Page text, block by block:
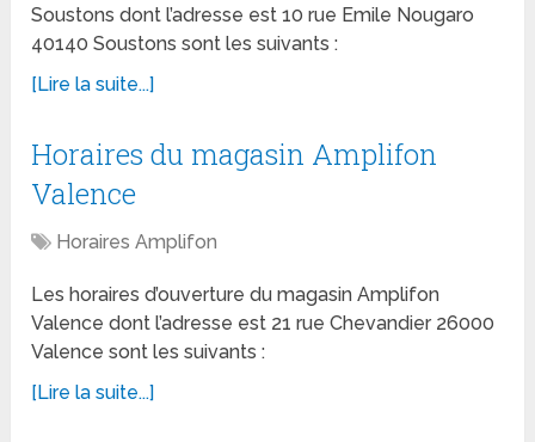
Soustons dont l’adresse est 10 rue Emile Nougaro
40140 Soustons sont les suivants :
[Lire la suite...]
Horaires du magasin Amplifon
Valence
Horaires Amplifon
Les horaires d’ouverture du magasin Amplifon
Valence dont l’adresse est 21 rue Chevandier 26000
Valence sont les suivants :
[Lire la suite...]